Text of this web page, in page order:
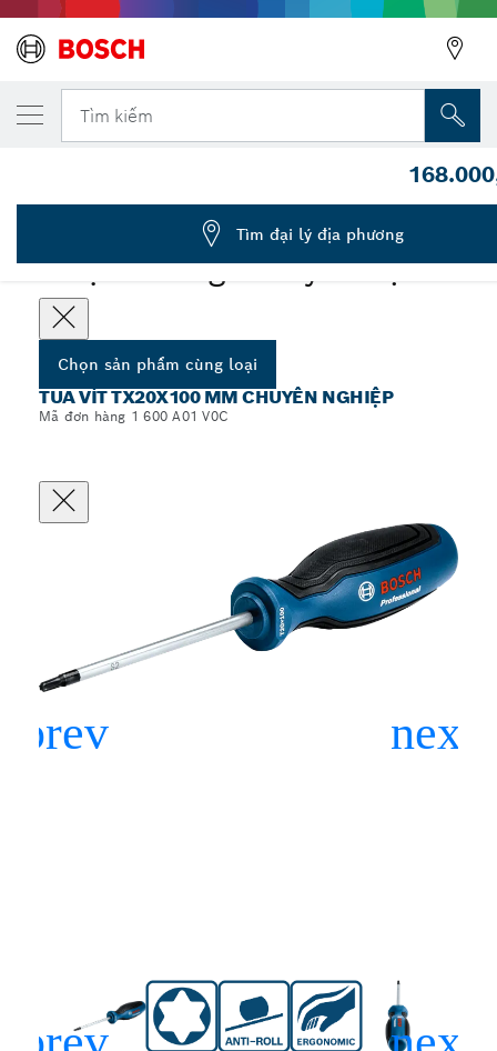
Tìm kiếm
Chọn thông số kỹ thuật
Chọn sản phẩm cùng loại
TUA VÍT TX20X100 MM CHUYÊN NGHIỆP
Mã đơn hàng 1 600 A01 V0C
SẢN PHẨM CÙNG LOẠI ĐÃ CHỌN
Tua vít, TX20x100
1 600 A01 V0C
Tìm đại lý địa phương